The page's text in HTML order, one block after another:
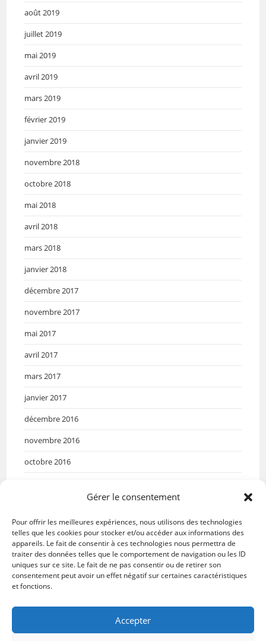
Gérer le consentement
Pour offrir les meilleures expériences, nous utilisons des technologies
telles que les cookies pour stocker et/ou accéder aux informations des
appareils. Le fait de consentir à ces technologies nous permettra de
traiter des données telles que le comportement de navigation ou les ID
uniques sur ce site. Le fait de ne pas consentir ou de retirer son
consentement peut avoir un effet négatif sur certaines caractéristiques
et fonctions.
Accepter
août 2019
juillet 2019
mai 2019
avril 2019
mars 2019
février 2019
janvier 2019
novembre 2018
octobre 2018
mai 2018
avril 2018
mars 2018
janvier 2018
décembre 2017
novembre 2017
mai 2017
avril 2017
mars 2017
janvier 2017
décembre 2016
novembre 2016
octobre 2016
avril 2016
mars 2016
janvier 2016